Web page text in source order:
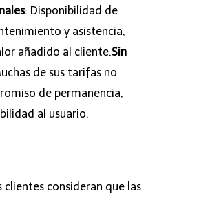
: Disponibilidad de
y asistencia,
añadido al cliente.Sin
de sus tarifas no
de permanencia,
al usuario.
clientes consideran que las